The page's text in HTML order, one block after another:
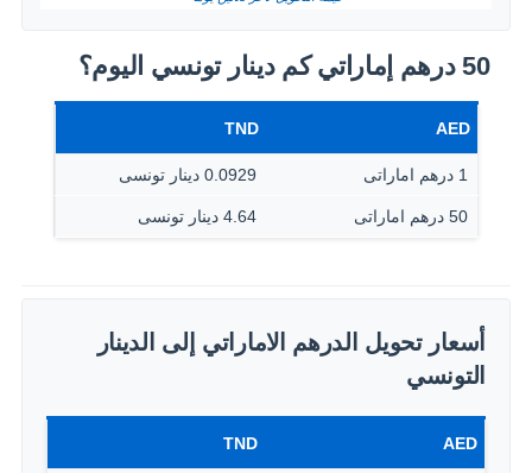
50 درهم إماراتي كم دينار تونسي اليوم؟
AED
TND
1 درهم اماراتى 0.0929 دينار تونسى
50 درهم اماراتى 4.64 دينار تونسى
أسعار تحويل الدرهم الاماراتي إلى الدينار
التونسي
AED
TND